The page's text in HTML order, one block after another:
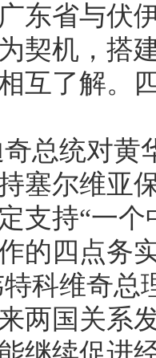
东省与伏
契机，搭
互了解。
奇总统对
塞尔维亚
支持“一
的四点务
特科维奇
两国关系